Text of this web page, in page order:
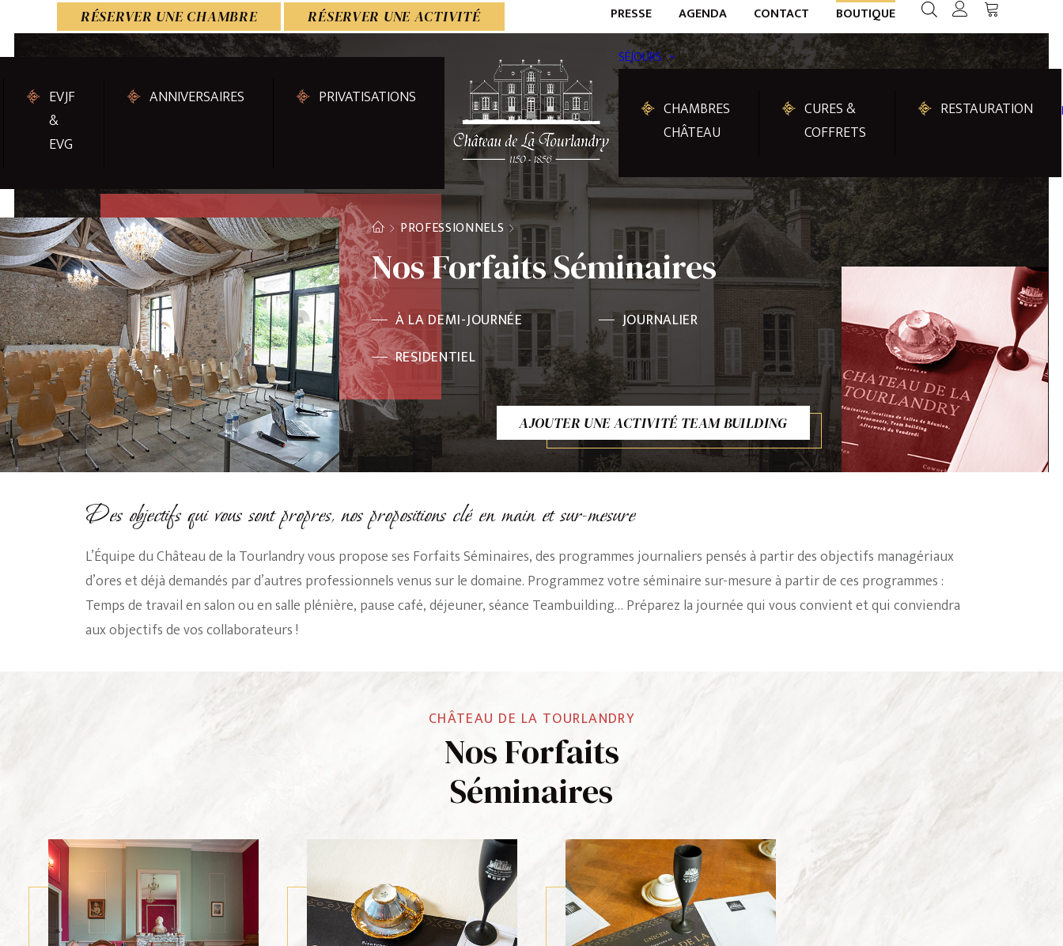
RÉSERVER UNE CHAMBRE RÉSERVER UNE ACTIVITÉ PRESSE AGENDA CONTACT BOUTIQUE
EVJF
&
EVG
ANNIVERSAIRES PRIVATISATIONS
SÉJOURS
CHAMBRES
CHÂTEAU
CURES &
COFFRETS
RESTAURATION
PROFESSIONNELS
Nos Forfaits Séminaires
À LA DEMI-JOURNÉE
JOURNALIER
RESIDENTIEL
AJOUTER UNE ACTIVITÉ TEAM BUILDING
Des objectifs qui vous sont propres, nos propositions clé en main et sur-mesure
L’Équipe du Château de la Tourlandry vous propose ses Forfaits Séminaires, des programmes journaliers pensés à partir des objectifs managériaux
d’ores et déjà demandés par d’autres professionnels venus sur le domaine. Programmez votre séminaire sur-mesure à partir de ces programmes :
Temps de travail en salon ou en salle plénière, pause café, déjeuner, séance Teambuilding… Préparez la journée qui vous convient et qui conviendra
aux objectifs de vos collaborateurs !
Nos Forfaits
Séminaires
CHÂTEAU DE LA TOURLANDRY